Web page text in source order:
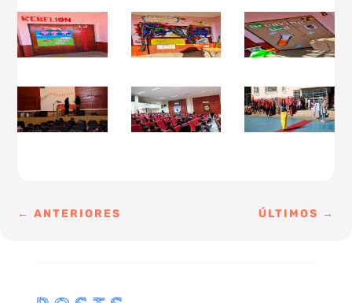
←ANTERIORES ÚLTIMOS →